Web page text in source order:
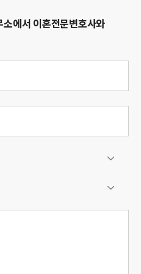
소에서 이혼전문변호사와